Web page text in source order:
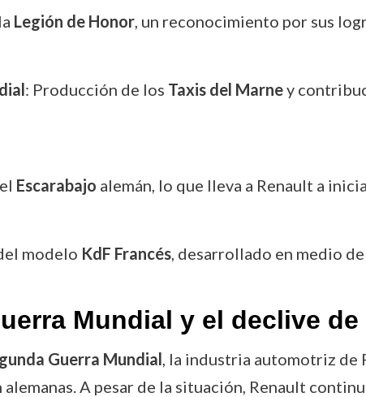
Legión de Honor, un reconocimiento por sus
: Producción de los Taxis del Marney
Escarabajo alemán, lo que lleva a Renault a
modelo KdF Francés, desarrollado en medio
Mundial y el declive
Guerra Mundial, la industria automotriz de
A pesar de la situación, Renault